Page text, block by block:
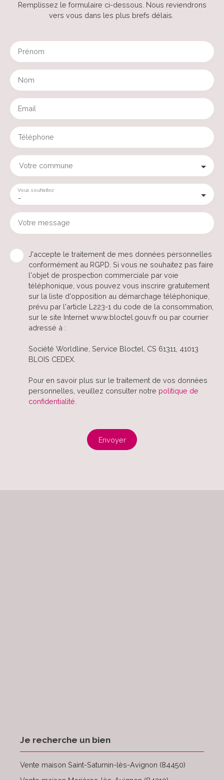
Remplissez le formulaire ci-dessous. Nous reviendrons
vers vous dans les plus brefs délais.
Prénom
Nom
Email
Téléphone
Votre commune
-
Vous souhaitez
Votre message
J'accepte le traitement de mes données personnelles
conformément au RGPD. Si vous ne souhaitez pas faire
l'objet de prospection commerciale par voie
téléphonique, vous pouvez vous inscrire gratuitement
sur la liste d'opposition au démarchage téléphonique,
prévu par l'article L223-1 du code de la consommation,
sur le site Internet www.bloctel.gouv.fr ou par courrier
adressé à :
Société Worldline, Service Bloctel, CS 61311, 41013
BLOIS CEDEX.
Pour en savoir plus sur le traitement de vos données
personnelles, veuillez consulter notre politique de
confidentialité
Envoyer
Je recherche un bien
Vente maison Saint-Saturnin-lès-Avignon (84450)